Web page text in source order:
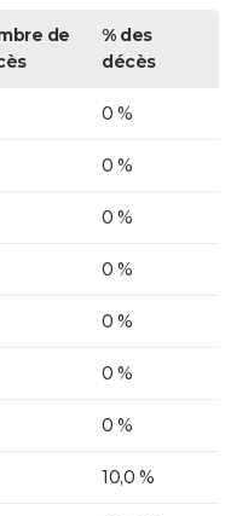
de
% des
décès
0 %
0 %
0 %
0 %
0 %
0 %
0 %
10,0 %